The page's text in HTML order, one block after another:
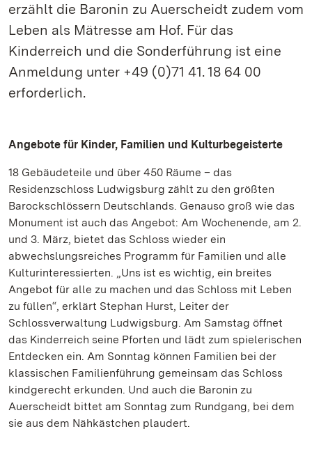
erzählt die Baronin zu Auerscheidt zudem vom
Leben als Mätresse am Hof. Für das
Kinderreich und die Sonderführung ist eine
Anmeldung unter +49 (0)71 41. 18 64 00
erforderlich.
Angebote für Kinder, Familien und Kulturbegeisterte
18 Gebäudeteile und über 450 Räume – das
Residenzschloss Ludwigsburg zählt zu den größten
Barockschlössern Deutschlands. Genauso groß wie das
Monument ist auch das Angebot: Am Wochenende, am 2.
und 3. März, bietet das Schloss wieder ein
abwechslungsreiches Programm für Familien und alle
Kulturinteressierten. „Uns ist es wichtig, ein breites
Angebot für alle zu machen und das Schloss mit Leben
zu füllen“, erklärt Stephan Hurst, Leiter der
Schlossverwaltung Ludwigsburg. Am Samstag öffnet
das Kinderreich seine Pforten und lädt zum spielerischen
Entdecken ein. Am Sonntag können Familien bei der
klassischen Familienführung gemeinsam das Schloss
kindgerecht erkunden. Und auch die Baronin zu
Auerscheidt bittet am Sonntag zum Rundgang, bei dem
sie aus dem Nähkästchen plaudert.